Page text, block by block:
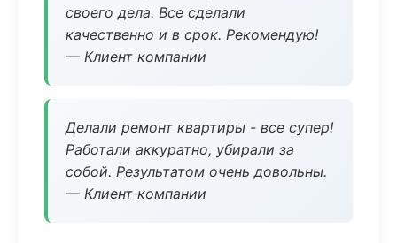
своего дела. Все сделали
качественно и в срок. Рекомендую!
— Клиент компании
Делали ремонт квартиры - все супер!
Работали аккуратно, убирали за
собой. Результатом очень довольны.
— Клиент компании